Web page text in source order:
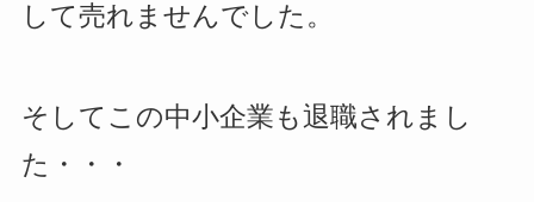
して売れませんでした。
そしてこの中小企業も退職されまし
た・・・